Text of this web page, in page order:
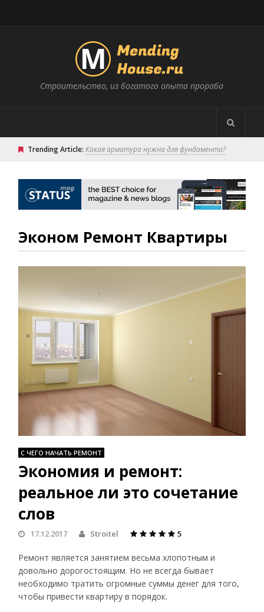
Строительство, из богатого опыта прораба
Trending Article: Какая арматура нужна для фундамента?
Эконом Ремонт Квартиры
С ЧЕГО НАЧАТЬ РЕМОНТ
Экономия и ремонт:
реальное ли это сочетание
слов
17.12.2017 Stroitel 5
Ремонт является занятием весьма хлопотным и
довольно дорогостоящим. Но не всегда бывает
необходимо тратить огромные суммы денег для того,
чтобы привести квартиру в порядок.